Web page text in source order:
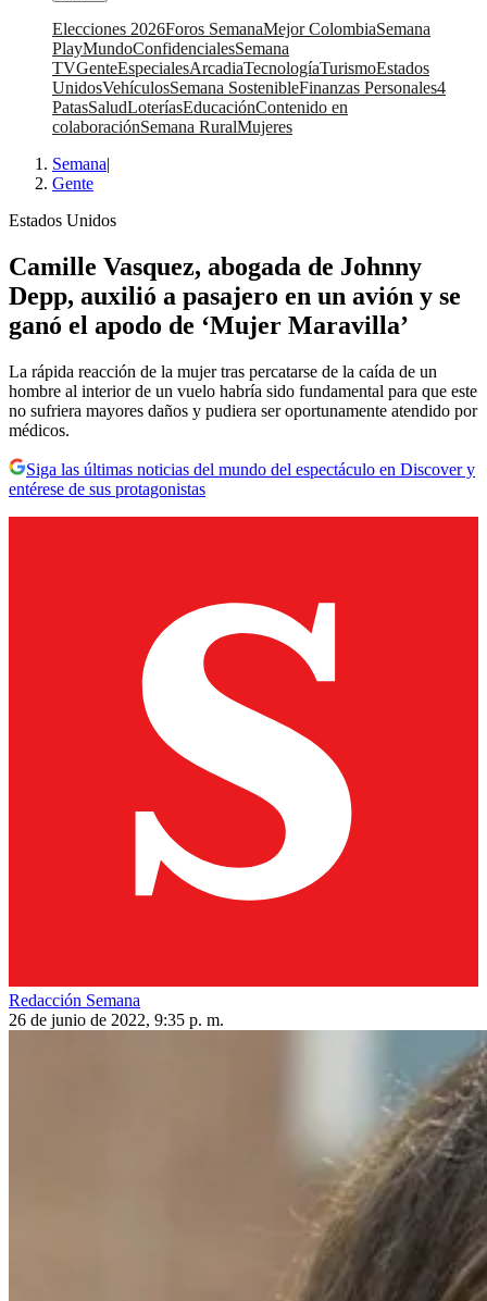
Elecciones 2026Foros SemanaMejor ColombiaSemana
PlayMundoConfidencialesSemana
TVGenteEspecialesArcadiaTecnologíaTurismoEstados
UnidosVehículosSemana SostenibleFinanzas Personales4
PatasSaludLoteríasEducaciónContenido en
colaboraciónSemana RuralMujeres
Semana|
Gente
Estados Unidos
Camille Vasquez, abogada de Johnny
Depp, auxilió a pasajero en un avión y se
ganó el apodo de ‘Mujer Maravilla’
La rápida reacción de la mujer tras percatarse de la caída de un
hombre al interior de un vuelo habría sido fundamental para que este
no sufriera mayores daños y pudiera ser oportunamente atendido por
médicos.
Siga las últimas noticias del mundo del espectáculo en Discover y
entérese de sus protagonistas
Redacción Semana
26 de junio de 2022, 9:35 p. m.